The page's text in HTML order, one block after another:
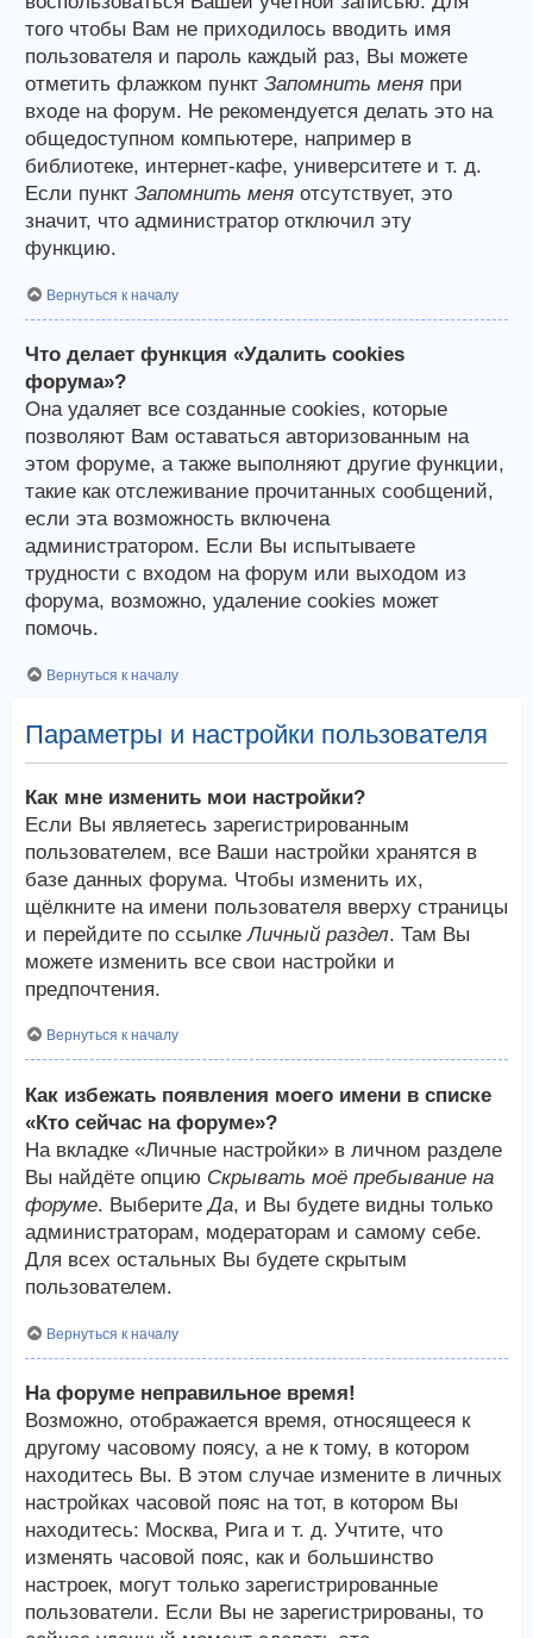
того чтобы Вам не приходилось вводить имя
пользователя и пароль каждый раз, Вы можете
отметить флажком пункт Запомнить меня при
входе на форум. Не рекомендуется делать это на
общедоступном компьютере, например в
библиотеке, интернет-кафе, университете и т. д.
Если пункт Запомнить меня отсутствует, это
значит, что администратор отключил эту
функцию.
Вернуться к началу
Что делает функция «Удалить cookies
форума»?
Она удаляет все созданные cookies, которые
позволяют Вам оставаться авторизованным на
этом форуме, а также выполняют другие функции,
такие как отслеживание прочитанных сообщений,
если эта возможность включена
администратором. Если Вы испытываете
трудности с входом на форум или выходом из
форума, возможно, удаление cookies может
помочь.
Вернуться к началу
Параметры и настройки пользователя
Как мне изменить мои настройки?
Если Вы являетесь зарегистрированным
пользователем, все Ваши настройки хранятся в
базе данных форума. Чтобы изменить их,
щёлкните на имени пользователя вверху страницы
и перейдите по ссылкеЛичный раздел. Там Вы
можете изменить все свои настройки и
предпочтения.
Вернуться к началу
Как избежать появления моего имени в списке
«Кто сейчас на форуме»?
На вкладке «Личные настройки» в личном разделе
Вы найдёте опцию Скрывать моё пребывание на
форуме. ВыберитеДа, и Вы будете видны только
администраторам, модераторам и самому себе.
Для всех остальных Вы будете скрытым
пользователем.
Вернуться к началу
На форуме неправильное время!
Возможно, отображается время, относящееся к
другому часовому поясу, а не к тому, в котором
находитесь Вы. В этом случае измените в личных
настройках часовой пояс на тот, в котором Вы
находитесь: Москва, Рига и т. д. Учтите, что
изменять часовой пояс, как и большинство
настроек, могут только зарегистрированные
пользователи. Если Вы не зарегистрированы, то